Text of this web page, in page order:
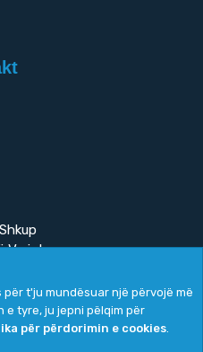
Veriut
për përdorimin e cookies
t'ju mundësuar një përvojë më
e tyre, ju jepni pëlqim për
për përdorimin e cookies.